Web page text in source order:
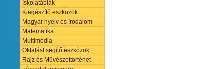
Iskolatáblák
Kiegészítő eszközök
Magyar nyelv és Irodalom
Matematika
Multimédia
Oktatást segítő eszközök
Rajz és Művészettörténet